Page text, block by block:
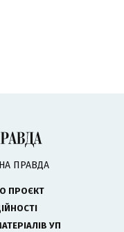
ПРАВДА
ПРОЄКТ
УП